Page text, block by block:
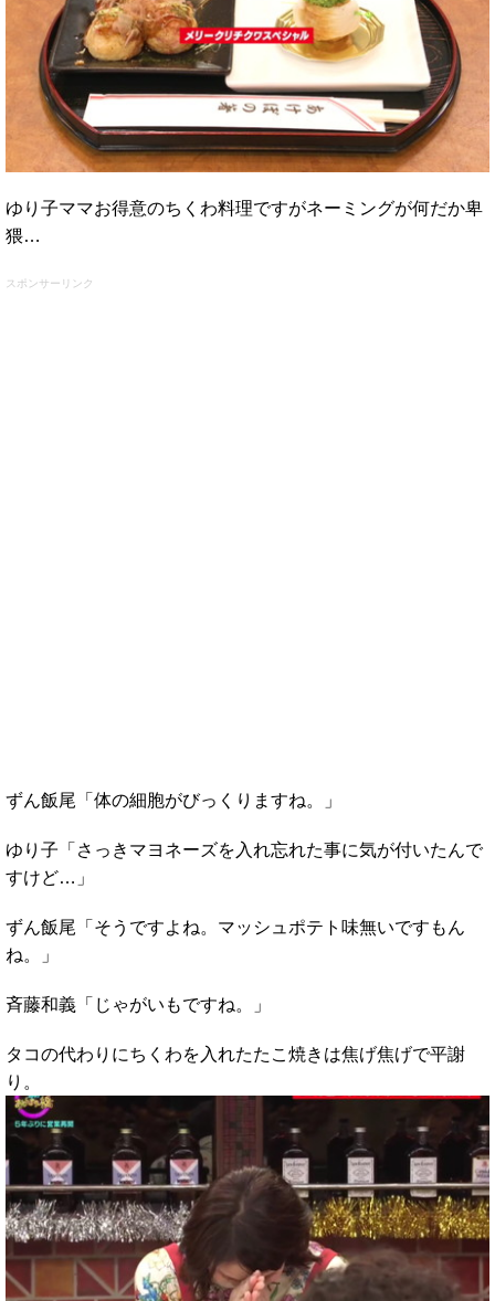
ゆり子ママお得意のちくわ料理ですがネーミングが何だか卑
猥…
スポンサーリンク
ずん飯尾「体の細胞がびっくりますね。」
ゆり子「さっきマヨネーズを入れ忘れた事に気が付いたんで
すけど…」
ずん飯尾「そうですよね。マッシュポテト味無いですもん
ね。」
斉藤和義「じゃがいもですね。」
タコの代わりにちくわを入れたたこ焼きは焦げ焦げで平謝
り。